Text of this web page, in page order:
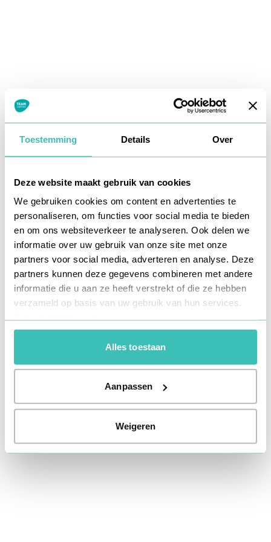
Toestemming Details Over
Deze website maakt gebruik van cookies
We gebruiken cookies om content en advertenties te
personaliseren, om functies voor social media te bieden
en om ons websiteverkeer te analyseren. Ook delen we
informatie over uw gebruik van onze site met onze
partners voor social media, adverteren en analyse. Deze
partners kunnen deze gegevens combineren met andere
informatie die u aan ze heeft verstrekt of die ze hebben
verzameld op basis van uw gebruik van hun services.
Alles toestaan
Aanpassen
Weigeren
Application error: a client
-side exception has occurred while
loadingwww.teamkappers.nl(see the browser consolefor more
information).